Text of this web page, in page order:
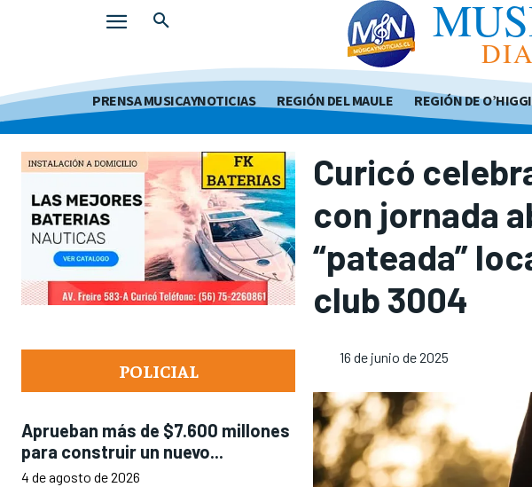
PRENSA MUSICAYNOTICIAS REGIÓN DEL MAULE REGIÓN DE
POLICIAL
Aprueban más de $7.600 millones
para construir un nuevo...
4 de agosto de 2026
Curicó
con jornada
“pateada”
club 3004
16 de junio de 2025